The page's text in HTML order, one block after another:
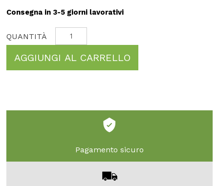
Consegna in 3-5 giorni lavorativi
AGGIUNGI AL CARRELLO
Pagamento sicuro